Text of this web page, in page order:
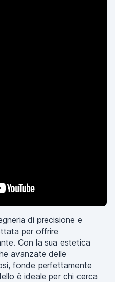
di precisione e
per offrire
Con la sua estetica
avanzate delle
fonde perfettamente
è ideale per chi cerca